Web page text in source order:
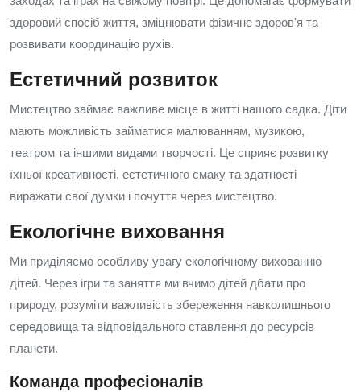
здоровий спосіб життя, зміцнювати фізичне здоров'я та
розвивати координацію рухів.
Естетичний розвиток
Мистецтво займає важливе місце в житті нашого садка. Діти
мають можливість займатися малюванням, музикою,
театром та іншими видами творчості. Це сприяє розвитку
їхньої креативності, естетичного смаку та здатності
виражати свої думки і почуття через мистецтво.
Екологічне виховання
Ми приділяємо особливу увагу екологічному вихованню
дітей. Через ігри та заняття ми вчимо дітей дбати про
природу, розуміти важливість збереження навколишнього
середовища та відповідального ставлення до ресурсів
планети.
Команда професіоналів